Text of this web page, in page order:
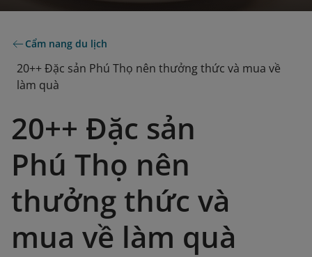
Cẩm nang du lịch
20++ Đặc sản Phú Thọ nên thưởng thức và mua về
làm quà
20++ Đặc sản
Phú Thọ nên
thưởng thức và
mua về làm quà